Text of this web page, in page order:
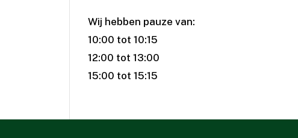
Wij hebben pauze van:
10:00 tot 10:15
12:00 tot 13:00
15:00 tot 15:15